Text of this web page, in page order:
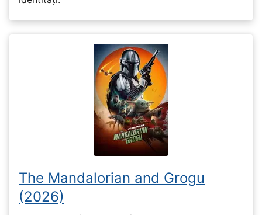
The Mandalorian and Grogu
(2026)